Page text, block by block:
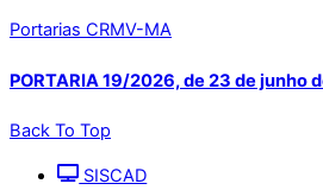
Portarias CRMV-MA
PORTARIA 19/2026, de 23 de junho
Back To Top
SISCAD